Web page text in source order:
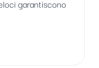
garantiscono